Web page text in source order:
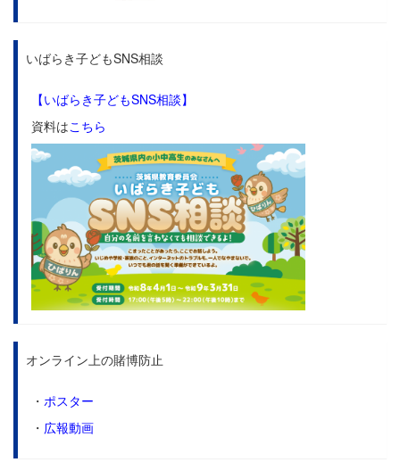
いばらき子どもSNS相談
【いばらき子どもSNS相談】
資料はこちら
オンライン上の賭博防止
・ ポスター
・ 広報動画